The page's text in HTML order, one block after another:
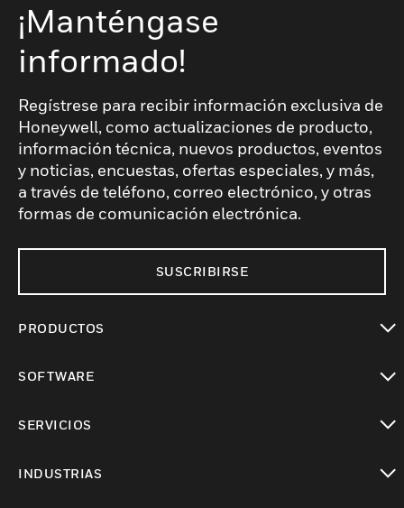
¡Manténgase
informado!
Regístrese para recibir información exclusiva de
Honeywell, como actualizaciones de producto,
información técnica, nuevos productos, eventos
y noticias, encuestas, ofertas especiales, y más,
a través de teléfono, correo electrónico, y otras
formas de comunicación electrónica.
SUSCRIBIRSE
PRODUCTOS
SOFTWARE
SERVICIOS
INDUSTRIAS